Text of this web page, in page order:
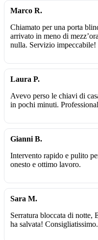
Marco R.
Chiamato per una porta
arrivato in meno di
nulla. Servizio impeccabile!
Laura P.
Avevo perso le chiavi di
in pochi minuti.
Gianni B.
Intervento rapido e pulito
onesto e ottimo lavoro.
Sara M.
Serratura bloccata di notte,
ha salvata! Consigliatissimo.